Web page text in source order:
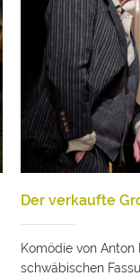
Der verkaufte
Komödie von Anton
schwäbischen